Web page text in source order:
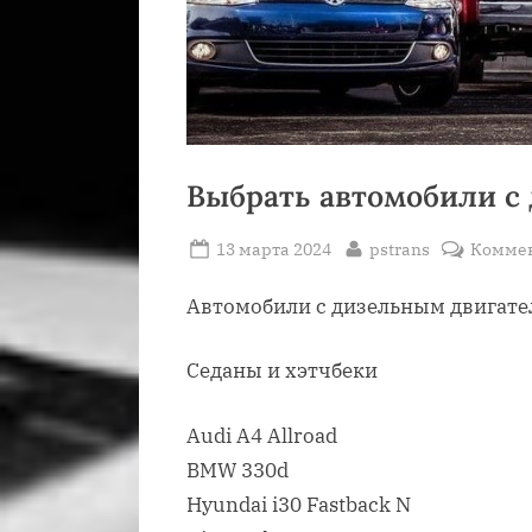
Выбрать автомобили
Posted
13 марта 2024 By
pstrans
Автомобили с дизельным
Седаны и хэтчбеки
Audi A4 Allroad
BMW 330d
Hyundai i30 Fastback N